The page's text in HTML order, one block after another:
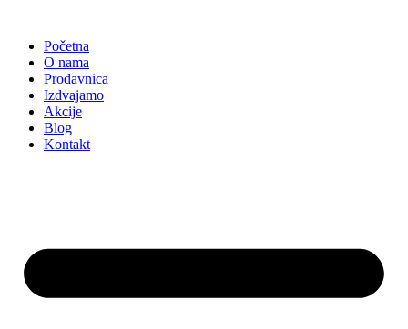
sadržajPočetna
O nama
Prodavnica
Izdvajamo
Akcije
Blog
Kontakt